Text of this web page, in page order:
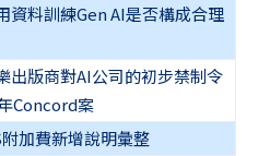
資料訓練Gen AI是否構成合理
出版商對AI公司的初步禁制令
Concord案
加費新增說明彙整